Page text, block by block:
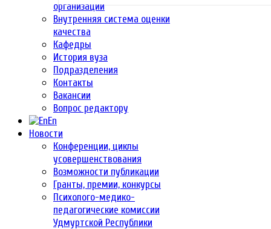
организации
Внутренняя система оценки
качества
Кафедры
История вуза
Подразделения
Контакты
Вакансии
Вопрос редактору
En
Новости
Конференции, циклы
усовершенствования
Возможности публикации
Гранты, премии, конкурсы
Психолого-медико-
педагогические комиссии
Удмуртской Республики